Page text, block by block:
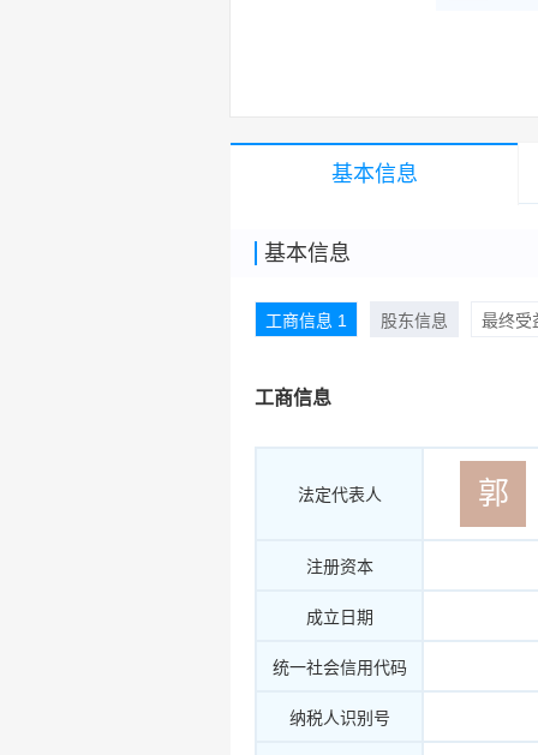
基本信息
基本信息
工商信息 1 股东信息 最终受
工商信息
法定代表人 郭
注册资本
成立日期
统一社会信用代码
纳税人识别号